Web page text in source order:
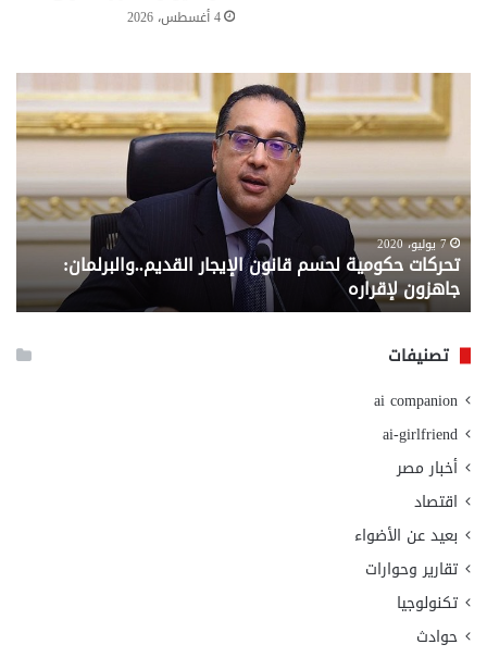
4 أغسطس، 2026
تحركات
حكومية
لحسم
قانون
القديم..والبرلمان:
جاهزون
لإقراره
7 يوليو، 2020
تحركات حكومية لحسم قانون الإيجار القديم..والبرلمان:
جاهزون لإقراره
..
من
تصنيفات
ai companion
ai-girlfriend
أخبار مصر
اقتصاد
بعيد عن الأضواء
تقارير وحوارات
تكنولوجيا
حوادث